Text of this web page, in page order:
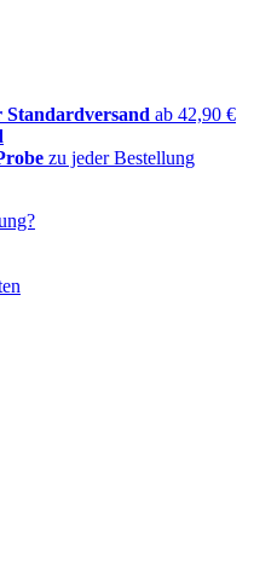
Standardversand ab 42,90 €
zu jeder Bestellung